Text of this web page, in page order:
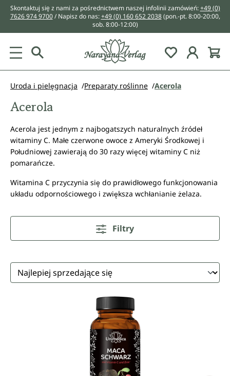
zawartości
Skontaktuj się z nami za pośrednictwem naszej infolinii zamówień:+49 (0)
7626 974 9700/ Napisz do nas:+49 (0) 160 652 2038 (pon.-pt. 8:00-20:00,
sob. 8:00-12:00)
You have 0
Uroda i pielęgnacja Preparaty roślinne Acerola
Acerola
Acerola jest jednym z najbogatszych naturalnych źródeł
witaminy C. Małe czerwone owoce z Ameryki Środkowej i
Południowej zawierają do 30 razy więcej witaminy C niż
pomarańcze.
Witamina C przyczynia się do prawidłowego funkcjonowania
układu odpornościowego i zwiększa wchłanianie żelaza.
Filtry